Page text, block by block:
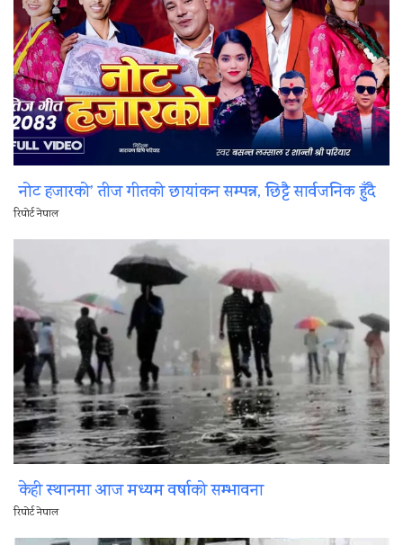
नोट हजारको’ तीज गीतको छायांकन सम्पन्न, छिट्टै सार्वजनिक हुँदै
रिपोर्ट नेपाल
केही स्थानमा आज मध्यम वर्षाको सम्भावना
रिपोर्ट नेपाल